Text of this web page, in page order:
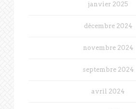
janvier 2025
décembre 2024
novembre 2024
septembre 2024
avril 2024